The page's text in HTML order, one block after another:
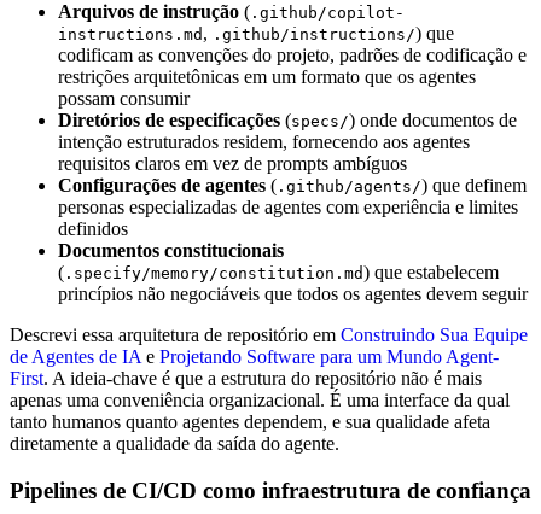
Arquivos de instrução ( .github/copilot-
instructions.md , .github/instructions/) que
codificam as convenções do projeto, padrões de codificação e
restrições arquitetônicas em um formato que os agentes
possam consumir
Diretórios de especificações (specs/) onde documentos de
intenção estruturados residem, fornecendo aos agentes
requisitos claros em vez de prompts ambíguos
Configurações de agentes ( .github/agents/) que definem
personas especializadas de agentes com experiência e limites
definidos
Documentos constitucionais
( .specify/memory/constitution.md) que estabelecem
princípios não negociáveis que todos os agentes devem seguir
Descrevi essa arquitetura de repositório em Construindo Sua Equipe
de Agentes de IA e Projetando Software para um Mundo Agent-
First. A ideia-chave é que a estrutura do repositório não é mais
apenas uma conveniência organizacional. É uma interface da qual
tanto humanos quanto agentes dependem, e sua qualidade afeta
diretamente a qualidade da saída do agente.
Pipelines de CI/CD como infraestrutura de confiança